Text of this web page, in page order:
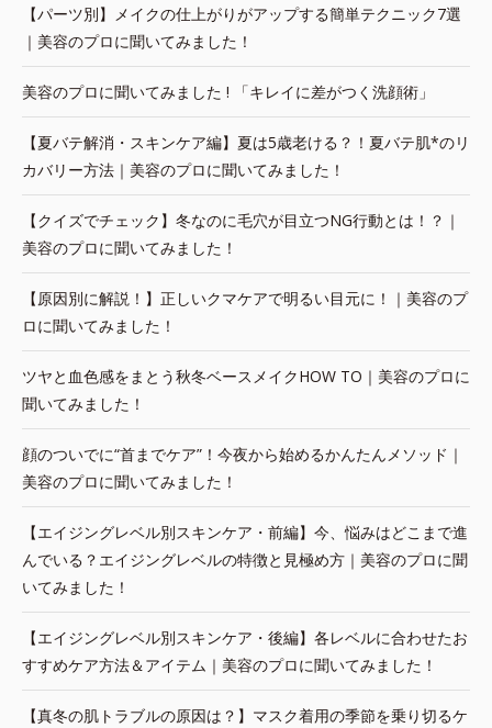
【パーツ別】メイクの仕上がりがアップする簡単テクニック7選
｜美容のプロに聞いてみました！
美容のプロに聞いてみました ! 「キレイに差がつく洗顔術」
【夏バテ解消・スキンケア編】夏は5歳老ける？！夏バテ肌*のリ
カバリー方法｜美容のプロに聞いてみました！
【クイズでチェック】冬なのに毛穴が目立つNG行動とは！？｜
美容のプロに聞いてみました！
【原因別に解説！】正しいクマケアで明るい目元に！｜美容のプ
ロに聞いてみました！
ツヤと血色感をまとう秋冬ベースメイクHOW TO｜美容のプロに
聞いてみました！
顔のついでに“首までケア”！今夜から始めるかんたんメソッド｜
美容のプロに聞いてみました！
【エイジングレベル別スキンケア・前編】今、悩みはどこまで進
んでいる？エイジングレベルの特徴と見極め方｜美容のプロに聞
いてみました！
【エイジングレベル別スキンケア・後編】各レベルに合わせたお
すすめケア方法＆アイテム｜美容のプロに聞いてみました！
【真冬の肌トラブルの原因は？】マスク着用の季節を乗り切るケ